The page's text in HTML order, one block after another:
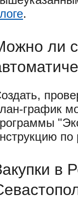
.
ли
график
в